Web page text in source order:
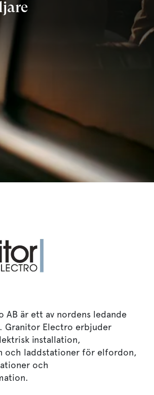
Dan Fra
AB är ett av nordens ledande
Granitor Electro erbjuder
installation,
och laddstationer för elfordon,
och